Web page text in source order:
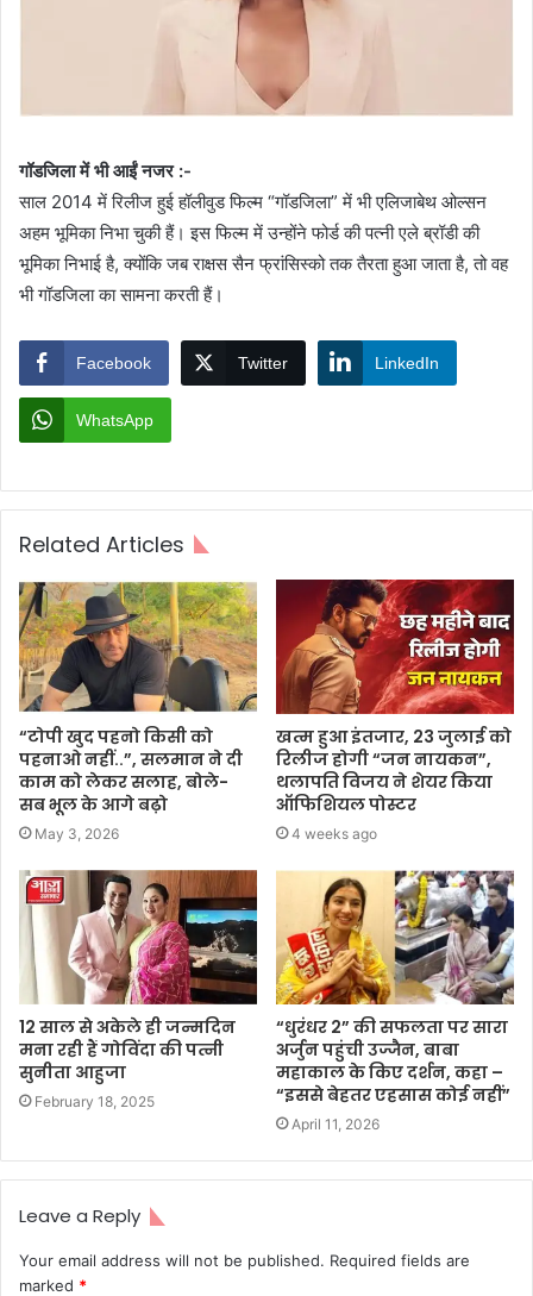
गॉडजिला में भी आईं नजर :-
साल 2014 में रिलीज हुई हॉलीवुड फिल्म “गॉडजिला” में भी एलिजाबेथ ओल्सन
अहम भूमिका निभा चुकी हैं। इस फिल्म में उन्होंने फोर्ड की पत्नी एले ब्रॉडी की
भूमिका निभाई है, क्योंकि जब राक्षस सैन फ्रांसिस्को तक तैरता हुआ जाता है, तो वह
भी गॉडजिला का सामना करती हैं।
Facebook Twitter LinkedIn
WhatsApp
Related Articles
“टोपी खुद पहनो किसी को
पहनाओ नहीं..”, सलमान ने दी
काम को लेकर सलाह, बोले-
सब भूल के आगे बढ़ो
May 3, 2026
खत्म हुआ इंतजार, 23 जुलाई को
रिलीज होगी “जन नायकन”,
थलापति विजय ने शेयर किया
ऑफिशियल पोस्टर
4 weeks ago
12 साल से अकेले ही जन्मदिन
मना रही हैं गोविंदा की पत्नी
सुनीता आहुजा
February 18, 2025
“धुरंधर 2” की सफलता पर सारा
अर्जुन पहुंची उज्जैन, बाबा
महाकाल के किए दर्शन, कहा –
“इससे बेहतर एहसास कोई नहीं”
April 11, 2026
Leave a Reply
Your email address will not be published. Required fields are
marked *